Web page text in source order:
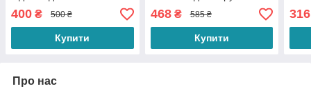
намиста з українським
характером.
400 ₴ 500 ₴
Купити
роботи з латуні Pandora
для етнічних прикрас
468₴ 585 ₴
Купити
316
Про нас